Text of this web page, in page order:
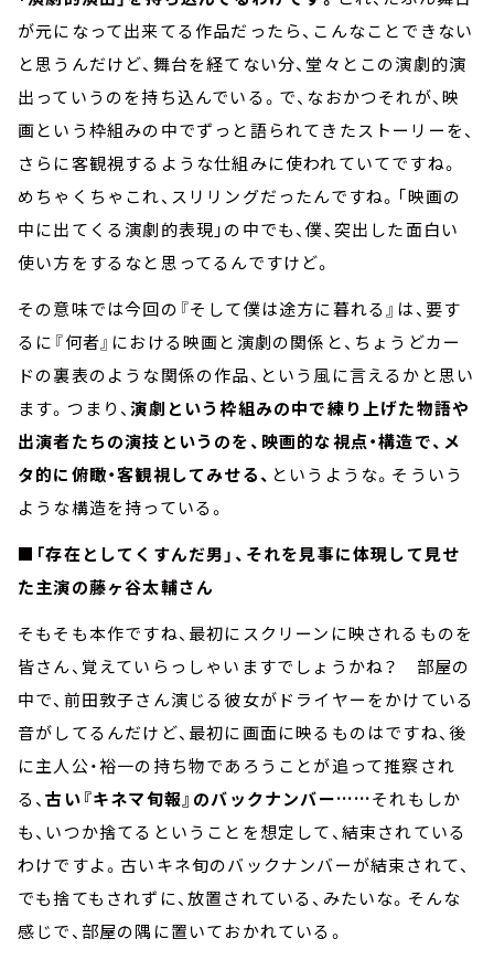
が元になって出来てる作品だったら、こんなことできない
と思うんだけど、舞台を経てない分、堂々とこの演劇的演
出っていうのを持ち込んでいる。で、なおかつそれが、映
画という枠組みの中でずっと語られてきたストーリーを、
さらに客観視するような仕組みに使われていてですね。
めちゃくちゃこれ、スリリングだったんですね。「映画の
中に出てくる演劇的表現」の中でも、僕、突出した面白い
使い方をするなと思ってるんですけど。
その意味では今回の『そして僕は途方に暮れる』は、要す
るに『何者』における映画と演劇の関係と、ちょうどカー
ドの裏表のような関係の作品、という風に言えるかと思い
ます。つまり、演劇という枠組みの中で練り上げた物語や
出演者たちの演技というのを、映画的な視点・構造で、メ
タ的に俯瞰・客観視してみせる、 というような。そういう
ような構造を持っている。
■「存在としてくすんだ男」、それを見事に体現して見せ
た主演の藤ヶ谷太輔さん
そもそも本作ですね、最初にスクリーンに映されるものを
皆さん、覚えていらっしゃいますでしょうかね？ 部屋の
中で、前田敦子さん演じる彼女がドライヤーをかけている
音がしてるんだけど、最初に画面に映るものはですね、後
に主人公・裕一の持ち物であろうことが追って推察され
る、古い『キネマ旬報』のバックナンバー……それもしか
も、いつか捨てるということを想定して、結束されている
わけですよ。古いキネ旬のバックナンバーが結束されて、
でも捨てもされずに、放置されている、みたいな。そんな
感じで、部屋の隅に置いておかれている。